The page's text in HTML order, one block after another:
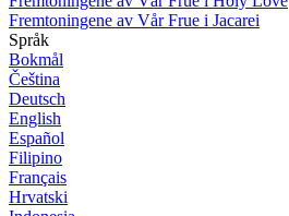
Fremtoningene av Vår Frue i Jacarei
Språk
Bokmål
Čeština
Deutsch
English
Español
Filipino
Français
Hrvatski